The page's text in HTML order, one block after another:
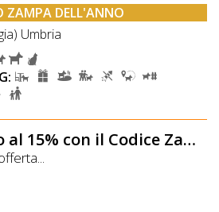
ZAMPA DELL'ANNO
Umbria
Sconto PLUS fino al 15% con il Codice Zampa